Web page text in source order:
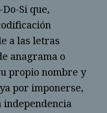
Si que,
a las letras
anagrama o
propio nombre y
por imponerse,
independencia